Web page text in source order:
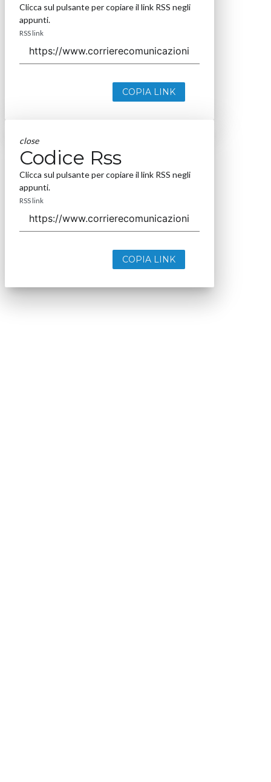
Clicca sul pulsante per copiare il link RSS negli
appunti.
RSS link
COPIA LINK
close
Codice Rss
Clicca sul pulsante per copiare il link RSS negli
appunti.
RSS link
COPIA LINK